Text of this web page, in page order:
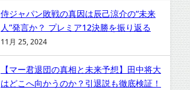
侍ジャパン敗戦の真因は辰己涼介の“未来
人”発言か？ プレミア12決勝を振り返る
11月 25, 2024
【マー君退団の真相と未来予想】田中将大
はどこへ向かうのか？引退説も徹底検証！